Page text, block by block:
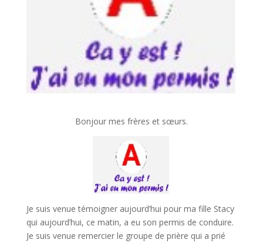
Bonjour mes frères et sœurs.
Je suis venue témoigner aujourd’hui pour ma fille Stacy
qui aujourd’hui, ce matin, a eu son permis de conduire.
Je suis venue remercier le groupe de prière qui a prié